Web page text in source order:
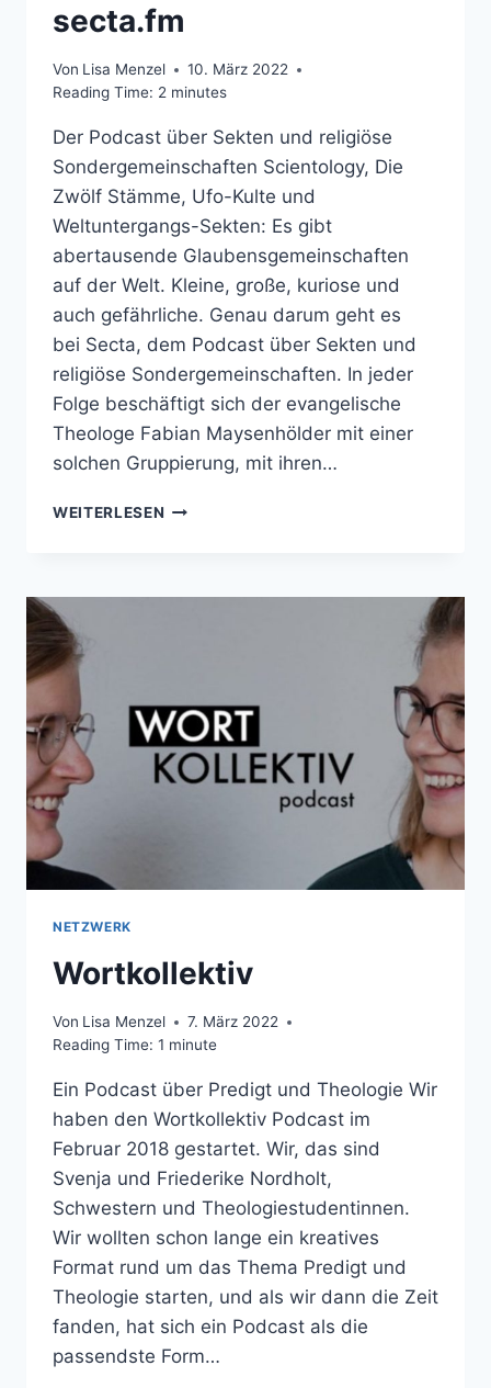
secta.fm
Von Lisa Menzel
10. März 2022
Reading Time: 2 minutes
Der Podcast über Sekten und religiöse
Sondergemeinschaften Scientology, Die
Zwölf Stämme, Ufo-Kulte und
Weltuntergangs-Sekten: Es gibt
abertausende Glaubensgemeinschaften
auf der Welt. Kleine, große, kuriose und
auch gefährliche. Genau darum geht es
bei Secta, dem Podcast über Sekten und
religiöse Sondergemeinschaften. In jeder
Folge beschäftigt sich der evangelische
Theologe Fabian Maysenhölder mit einer
solchen Gruppierung, mit ihren…
WEITERLESEN SECTA.FM
NETZWERK
Wortkollektiv
Von Lisa Menzel
7. März 2022
Reading Time: 1 minute
Ein Podcast über Predigt und Theologie Wir
haben den Wortkollektiv Podcast im
Februar 2018 gestartet. Wir, das sind
Svenja und Friederike Nordholt,
Schwestern und Theologiestudentinnen.
Wir wollten schon lange ein kreatives
Format rund um das Thema Predigt und
Theologie starten, und als wir dann die Zeit
fanden, hat sich ein Podcast als die
passendste Form…